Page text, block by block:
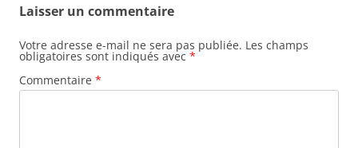
Laisser un commentaire
Votre adresse e-mail ne sera pas publiée. Les champs
obligatoires sont indiqués avec *
Commentaire *